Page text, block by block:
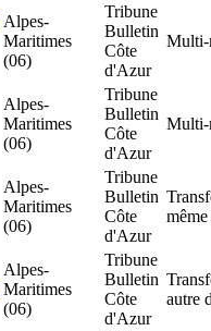
Alpes-
Maritimes
(06)
Tribune
Bulletin
Côte
d'Azur
Multi-
Alpes-
Maritimes
(06)
Tribune
Bulletin
Côte
d'Azur
Multi-
Alpes-
Maritimes
(06)
Tribune
Bulletin
Côte
d'Azur
Alpes-
Maritimes
(06)
Tribune
Bulletin
Côte
d'Azur
autre